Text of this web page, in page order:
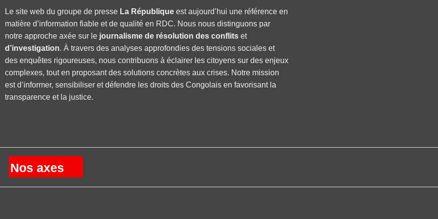
Le site web du groupe de presse La République est aujourd’hui une référence en
matière d’information fiable et de qualité en RDC. Nous nous distinguons par
notre approche axée sur le journalisme de résolution des conflits et
d’investigation. À travers des analyses approfondies des tensions sociales et
des enquêtes rigoureuses, nous contribuons à éclairer les citoyens sur des enjeux
complexes, tout en proposant des solutions concrètes aux crises. Notre mission
est d’informer, sensibiliser et défendre les droits des Congolais en favorisant la
transparence et la justice.
Nos axes